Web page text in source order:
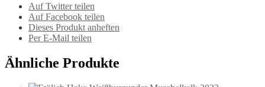
Auf Twitter teilen
Auf Facebook teilen
Dieses Produkt anheften
Per E-Mail teilen
Ähnliche Produkte